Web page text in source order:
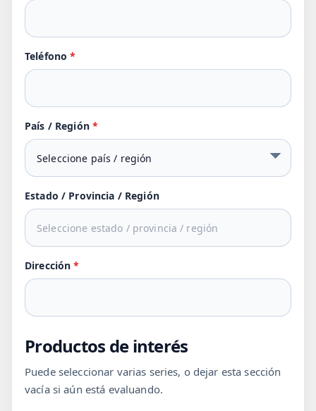
Teléfono*
País / Región *
Estado / Provincia / Región
Dirección*
Productos de interés
Puede seleccionar varias series, o dejar esta sección
vacía si aún está evaluando.